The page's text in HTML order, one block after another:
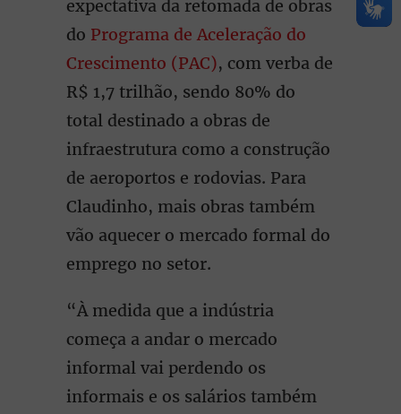
expectativa da retomada de obras
do Programa de Aceleração do
Crescimento (PAC), com verba de
R$ 1,7 trilhão, sendo 80% do
total destinado a obras de
infraestrutura como a construção
de aeroportos e rodovias. Para
Claudinho, mais obras também
vão aquecer o mercado formal do
emprego no setor.
“À medida que a indústria
começa a andar o mercado
informal vai perdendo os
informais e os salários também